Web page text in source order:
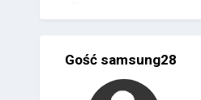
Gość samsung28